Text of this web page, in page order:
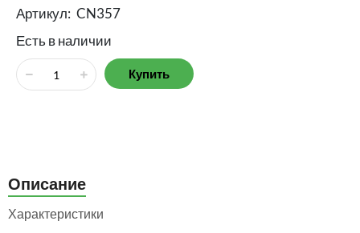
Артикул: CN357
Есть в наличии
Купить
Описание
Характеристики